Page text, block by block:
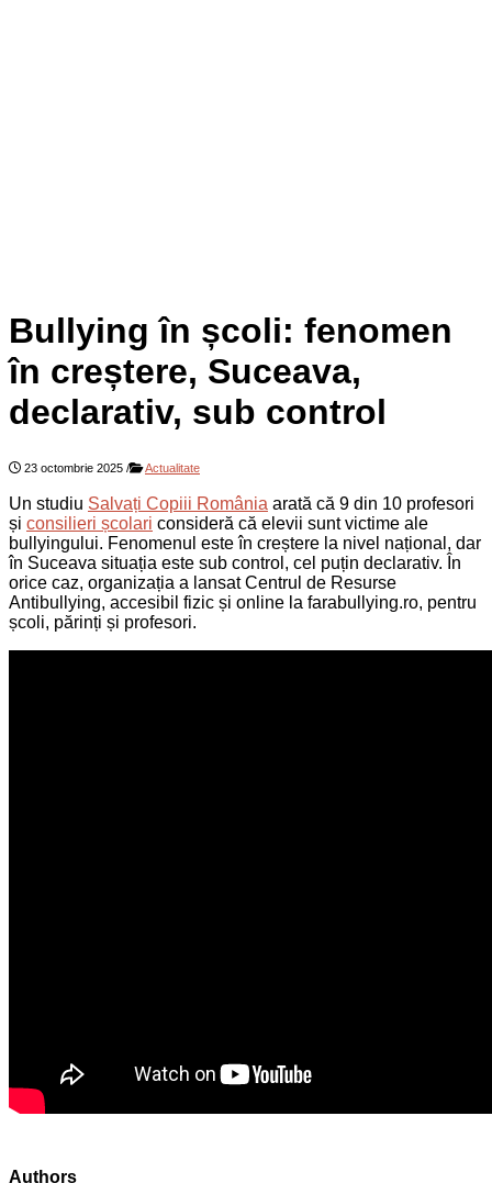
Bullying în școli: fenomen
în creștere, Suceava,
declarativ, sub control
23 octombrie 2025 / Actualitate
Un studiu Salvați Copiii România arată că 9 din 10 profesori
și consilieri școlari consideră că elevii sunt victime ale
bullyingului. Fenomenul este în creștere la nivel național, dar
în Suceava situația este sub control, cel puțin declarativ. În
orice caz, organizația a lansat Centrul de Resurse
Antibullying, accesibil fizic și online la farabullying.ro, pentru
școli, părinți și profesori.
Authors